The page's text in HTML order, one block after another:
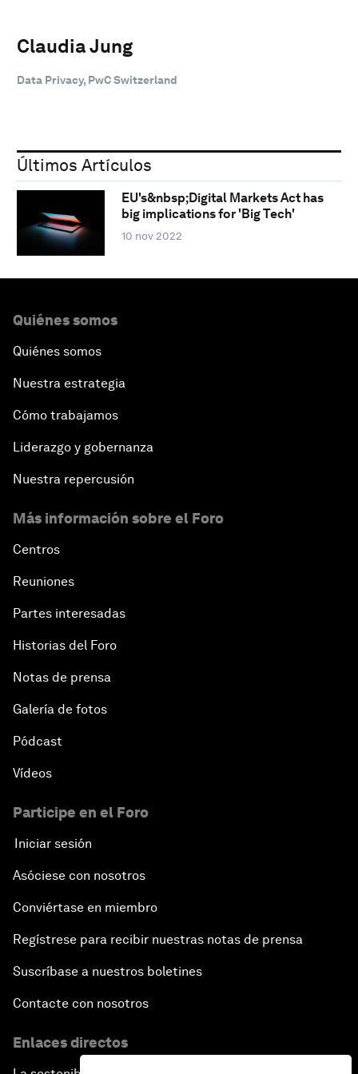
Claudia Jung
Data Privacy, PwC Switzerland
Últimos Artículos
EU's&nbsp;Digital Markets Act has
big implications for 'Big Tech'
10 nov 2022
Quiénes somos
Quiénes somos
Nuestra estrategia
Cómo trabajamos
Liderazgo y gobernanza
Nuestra repercusión
Más información sobre el Foro
Centros
Reuniones
Partes interesadas
Historias del Foro
Notas de prensa
Galería de fotos
Pódcast
Vídeos
Participe en el Foro
Iniciar sesión
Asóciese con nosotros
Conviértase en miembro
Regístrese para recibir nuestras notas de prensa
Suscríbase a nuestros boletines
Contacte con nosotros
Enlaces directos